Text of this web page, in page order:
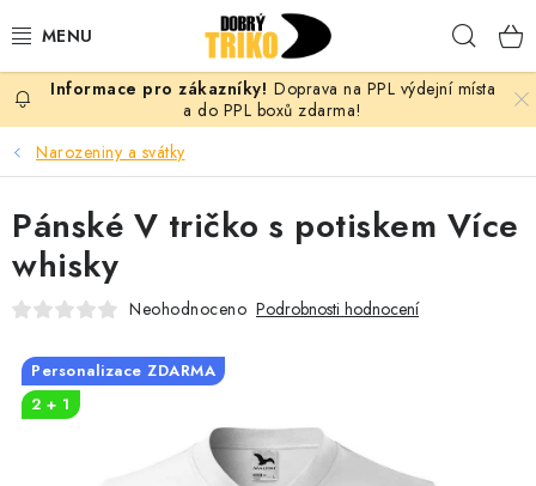
na
PRO ŽENY
PRO MUŽE
PRO DĚTI
PRO PÁRY
VLASTNÍ MOTIV
Doprava na PPL výdejní místa
a do PPL boxů zdarma!
Narozeniny a svátky
Pánské V tričko s potiskem Více
whisky
Neohodnoceno Podrobnosti hodnocení
Personalizace ZDARMA
2 + 1